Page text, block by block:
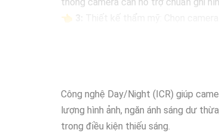
👈
Tính năng thông minh: Camera
Hy vọng những gợi ý trên sẽ giúp
cụ thể hơn để Từng công trình có
Công nghệ Day/Night (ICR) giúp
lượng hình ảnh, ngăn ánh sáng dư
trong điều kiện thiếu sáng.